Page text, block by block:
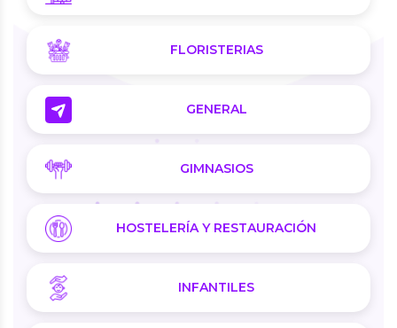
FLORISTERIAS
GENERAL
GIMNASIOS
HOSTELERÍA Y RESTAURACIÓN
INFANTILES